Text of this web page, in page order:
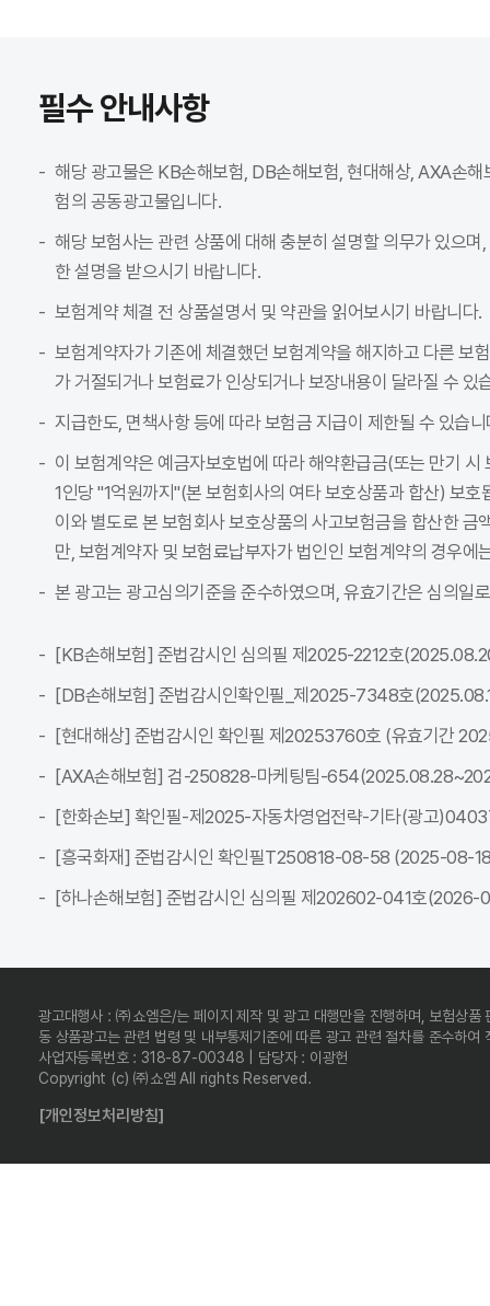
필수 안내사항
해당 광고물은 KB손해보험, DB손해보험, 현대해상, AXA손
험의 공동광고물입니다.
해당 보험사는 관련 상품에 대해 충분히 설명할 의무가 있으
한 설명을 받으시기 바랍니다.
보험계약 체결 전 상품설명서 및 약관을 읽어보시기 바랍니다.
보험계약자가 기존에 체결했던 보험계약을 해지하고 다른 보
가 거절되거나 보험료가 인상되거나 보장내용이 달라질 수 있
지급한도, 면책사항 등에 따라 보험금 지급이 제한될 수 있습니
이 보험계약은 예금자보호법에 따라 해약환급금(또는 만기
1인당 "1억원까지"(본 보험회사의 여타 보호상품과 합산) 보호
이와 별도로 본 보험회사 보호상품의 사고보험금을 합산한 금
만, 보험계약자 및 보험료납부자가 법인인 보험계약의 경우에
본 광고는 광고심의기준을 준수하였으며, 유효기간은 심의일
[KB손해보험] 준법감시인 심의필 제2025-2212호
[DB손해보험] 준법감시인확인필_제2025-7348호
[현대해상] 준법감시인 확인필 제20253760호 (유효기간
[AXA손해보험] 검-250828-마케팅팀-
[한화손보] 확인필-제2025-자동차영업전략-기타(광고
[흥국화재] 준법감시인 확인필T250818-08-58 (2025-08-
[하나손해보험] 준법감시인 심의필 제202602-041호
광고대행사 : ㈜쇼엠은/는 페이지 제작 및 광고 대행만을 진행하며, 보험상품
동 상품광고는 관련 법령 및 내부통제기준에 따른 광고 관련 절차를 준수하여
사업자등록번호 : 318-87-00348 | 담당자 : 이광헌
Copyright (c) ㈜쇼엠 All rights Reserved.
[개인정보처리방침]